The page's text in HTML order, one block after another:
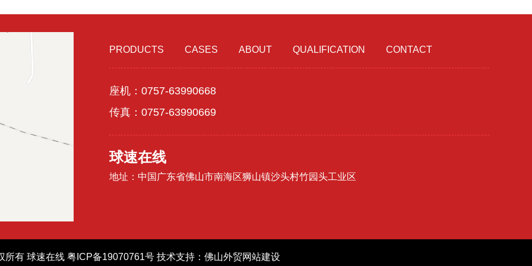
PRODUCTS CASES ABOUT QUALIFICATION CONTACT
座机：0757-63990668
传真：0757-63990669
球速在线
地址：中国广东省佛山市南海区狮山镇沙头村竹园头工业区
所有 球速在线 粤ICP备19070761号技术支持： 佛山外贸网站建设